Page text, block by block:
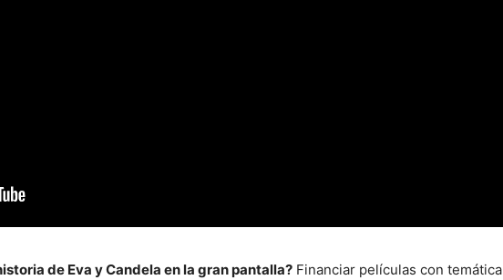
de Eva y Candela en la gran pantalla? Financiar películas con temática